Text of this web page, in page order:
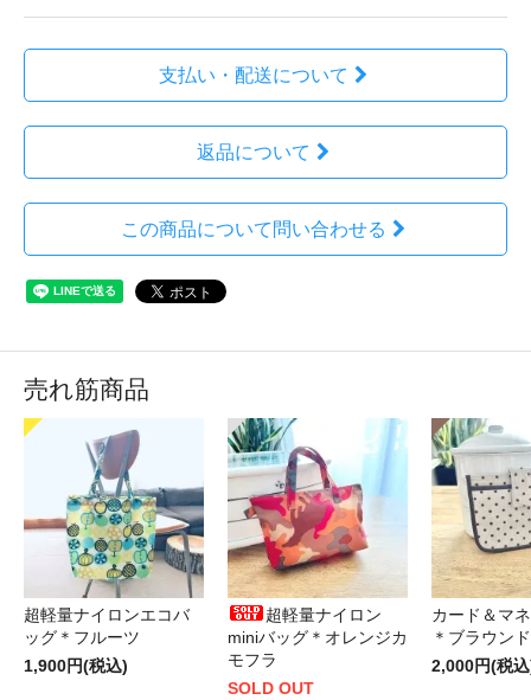
支払い・配送について
返品について
この商品について問い合わせる
売れ筋商品
超軽量ナイロンエコバ
ッグ＊フルーツ
1,900円(税込)
超軽量ナイロン
miniバッグ＊オレンジカ
モフラ
SOLD OUT
カード＆マ
＊ブラウン
2,000円(税